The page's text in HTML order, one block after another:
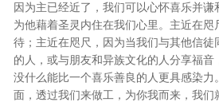
因为主已经近了，我们可以心怀喜乐并谦
为他藉着圣灵内住在我们心里。主近在
待；主近在咫尺，因为当我们与其他信
的人，或与朋友和异族文化的人分享福音
没什么能比一个喜乐善良的人更具感染力
面，透过我们来做工，为你我而来，我们